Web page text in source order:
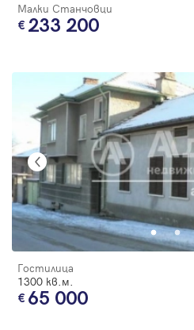
Малки Станчовци
233 200
Гостилица
1300 кв.м.
65 000